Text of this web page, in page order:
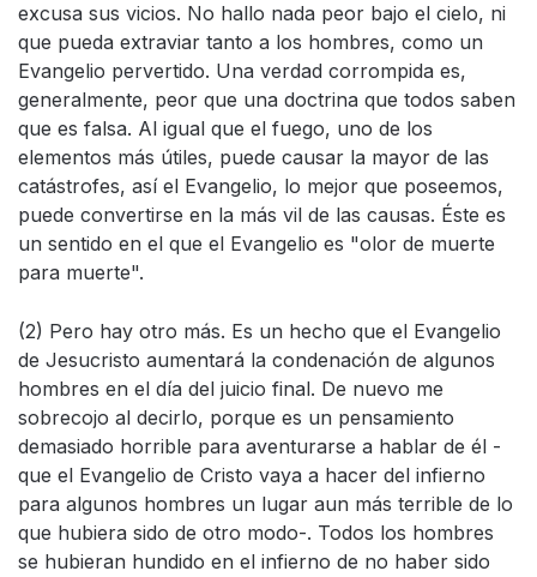
excusa sus vicios. No hallo nada peor bajo el cielo, ni
que pueda extraviar tanto a los hombres, como un
Evangelio pervertido. Una verdad corrompida es,
generalmente, peor que una doctrina que todos saben
que es falsa. Al igual que el fuego, uno de los
elementos más útiles, puede causar la mayor de las
catástrofes, así el Evangelio, lo mejor que poseemos,
puede convertirse en la más vil de las causas. Éste es
un sentido en el que el Evangelio es "olor de muerte
para muerte".
(2) Pero hay otro más. Es un hecho que el Evangelio
de Jesucristo aumentará la condenación de algunos
hombres en el día del juicio final. De nuevo me
sobrecojo al decirlo, porque es un pensamiento
demasiado horrible para aventurarse a hablar de él -
que el Evangelio de Cristo vaya a hacer del infierno
para algunos hombres un lugar aun más terrible de lo
que hubiera sido de otro modo-. Todos los hombres
se hubieran hundido en el infierno de no haber sido